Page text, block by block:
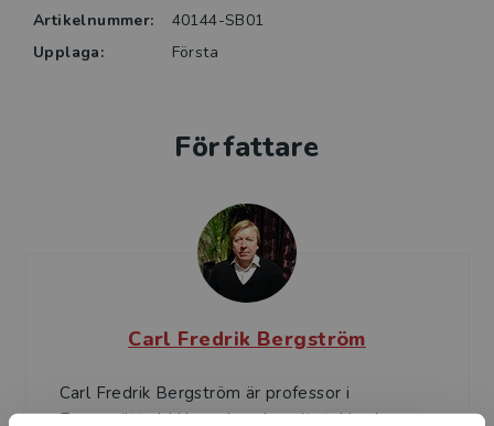
Artikelnummer:
40144-SB01
Upplaga:
Första
Författare
Carl Fredrik Bergström
Carl Fredrik Bergström är professor i
Europarätt vid Uppsala universitet. Han har